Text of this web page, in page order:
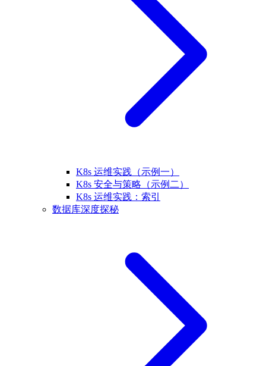
K8s 运维实践（示例一）
K8s 安全与策略（示例二）
K8s 运维实践：索引
数据库深度探秘